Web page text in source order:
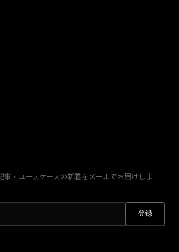
事・ユースケースの新着をメールでお届けしま
登録